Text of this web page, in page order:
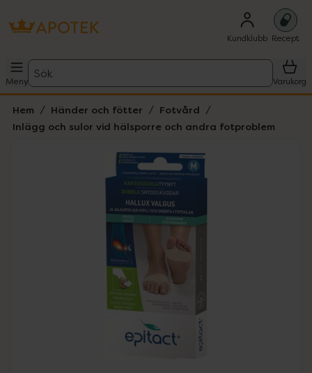
Kundklubb Recept
Meny
Sök
Varukorg
Hem Händer och fötter
Fotvård
Inlägg och sulor vid hälsporre och andra fotproblem
Lista: . Innehåller 1 objekt.